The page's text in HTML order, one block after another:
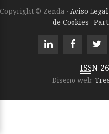
Copyright © Zenda · Aviso Legal
de Cookies ·
ISSN
Diseño web: